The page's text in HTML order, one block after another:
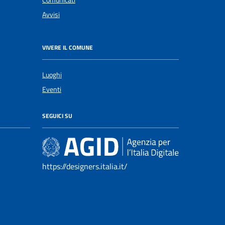
Avvisi
VIVERE IL COMUNE
Luoghi
Eventi
SEGUICI SU
https://designers.italia.it/